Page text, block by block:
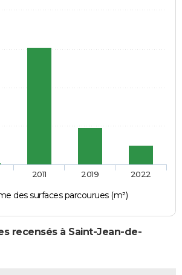
des surfaces parcourues (m²)
2011 2019 2022
recensés à Saint-Jean-de-